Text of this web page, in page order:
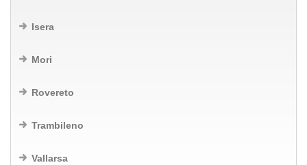
Isera
Mori
Rovereto
Trambileno
Vallarsa